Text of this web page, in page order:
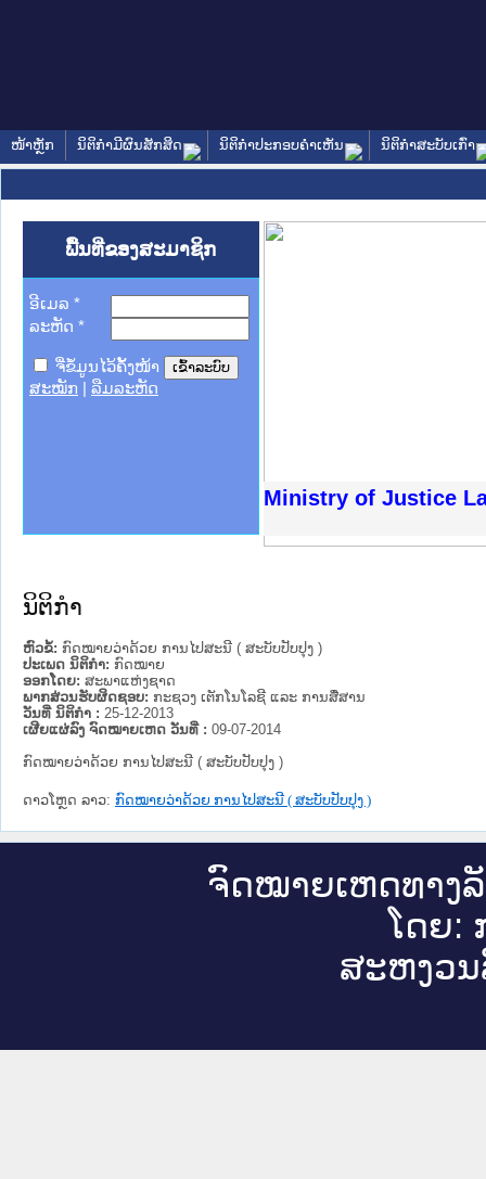
ໜ້າຫຼັກ ນິຕິກໍາມີຜົນສັກສິດ ນິຕິກໍາປະກອບຄໍາເຫັນ ນິຕິກໍາສະບັບເກົ່າ
ພື້ນທີ່ຂອງສະມາຊິກ
ອີເມລ *
ລະຫັດ *
ຈື່ຂໍ້ມູນໄວ້ຄັ້ງໜ້າ
ສະໝັກ
ລືມລະຫັດ
Ministry of Justice
າຊົນ ພາກເໜືອ
ການ
ກາງ
ໃຕ້
ຕຳຫຼວດປະຊາຊົນ
ສັນຕິບານປະຊາຊົນ
ກເໜືອ
າຊົນ ພາກກາງ
ນິຕິກໍາ
ຫົວຂໍ້: ກົດໝາຍວ່າດ້ວຍ ການໄປສະນີ ( ສະບັບປັບປຸງ )
ປະເພດ ນິຕິກໍາ: ກົດໝາຍ
ອອກໂດຍ: ສະພາແຫ່ງຊາດ
ພາກສ່ວນຮັບຜິດຊອບ: ກະຊວງ ເຕັກໂນໂລຊີ ແລະ ການສື່ສານ
ວັນທີ່ ນິຕິກໍາ : 25-12-2013
ເຜີຍແຜ່ລົງ ຈົດໝາຍເຫດ ວັນທີ່ : 09-07-2014
ກົດໝາຍວ່າດ້ວຍ ການໄປສະນີ ( ສະບັບປັບປຸງ )
ດາວໂຫຼດ ລາວ: ກົດໝາຍວ່າດ້ວຍ ການໄປສະນີ ( ສະບັບປັບປຸງ )
ຈົດ​ໝາຍ​ເຫດ​ທາງ​
ໂດຍ:
ສະ​ຫງວນ​